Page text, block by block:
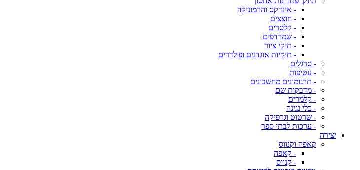
- אינדקס והרמוניקה
- חוצצים
- קלסרים
- שמרדפים
- תיקי ציור
- תיקיות אוגדנים ופולדרים
- סרגלים
- עטיפות
- תרגומונים מחשבונים
- מדבקות שם
- קלמרים
- כלי נגינה
- שרטוט וגרפיקה
- ערכות לבתי ספר
יצירה
קאפה וקנווס
- קאפה
- קנווס